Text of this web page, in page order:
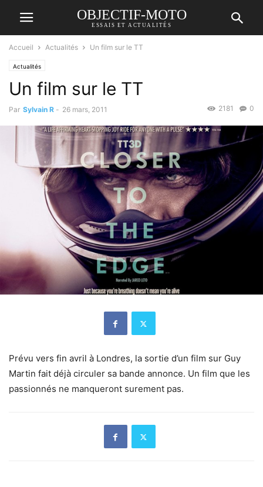
OBJECTIF-MOTO
ESSAIS ET ACTUALITÉS
Accueil Actualités Un film sur le TT
Actualités
Un film sur le TT
Par Sylvain R - 26 mars, 2011 0
2181
Prévu vers fin avril à Londres, la sortie d’un film sur Guy
Martin fait déjà circuler sa bande annonce. Un film que les
passionnés ne manqueront surement pas.